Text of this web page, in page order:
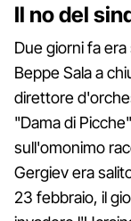
Il no del
Due giorni fa
Beppe Sala a
direttore
"Dama di
sull'omonimo
Gergiev era
23 febbraio, il